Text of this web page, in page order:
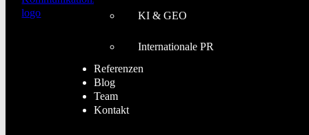
KI & GEO
Internationale PR
Referenzen
Blog
Team
Kontakt